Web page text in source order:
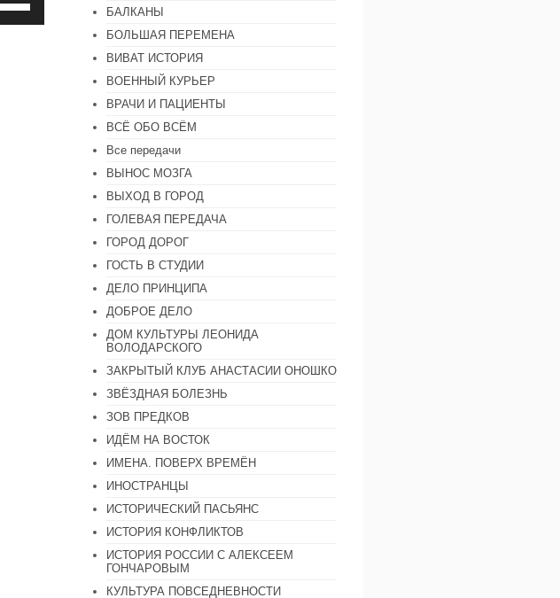
БАЛКАНЫ
БОЛЬШАЯ ПЕРЕМЕНА
ВИВАТ ИСТОРИЯ
ВОЕННЫЙ КУРЬЕР
ВРАЧИ И ПАЦИЕНТЫ
ВСЁ ОБО ВСЁМ
Все передачи
ВЫНОС МОЗГА
ВЫХОД В ГОРОД
ГОЛЕВАЯ ПЕРЕДАЧА
ГОРОД ДОРОГ
ГОСТЬ В СТУДИИ
ДЕЛО ПРИНЦИПА
ДОБРОЕ ДЕЛО
ДОМ КУЛЬТУРЫ ЛЕОНИДА
ВОЛОДАРСКОГО
ЗАКРЫТЫЙ КЛУБ АНАСТАСИИ ОНОШКО
ЗВЁЗДНАЯ БОЛЕЗНЬ
ЗОВ ПРЕДКОВ
ИДЁМ НА ВОСТОК
ИМЕНА. ПОВЕРХ ВРЕМЁН
ИНОСТРАНЦЫ
ИСТОРИЧЕСКИЙ ПАСЬЯНС
ИСТОРИЯ КОНФЛИКТОВ
ИСТОРИЯ РОССИИ С АЛЕКСЕЕМ
ГОНЧАРОВЫМ
КУЛЬТУРА ПОВСЕДНЕВНОСТИ